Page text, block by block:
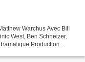
Warchus Avec Bill
West, Ben Schnetzer,
Production